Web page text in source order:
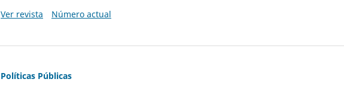
Ver revista
Número actual
Políticas Públicas